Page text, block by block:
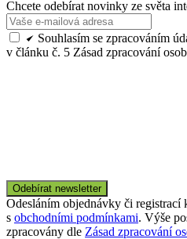
Chcete odebírat novinky ze světa
Souhlasím se zpracováním
v článku č. 5 Zásad zpracování
Odesláním objednávky či registrací
s obchodními podmínkami. Výše
zpracovány dle Zásad zpracování